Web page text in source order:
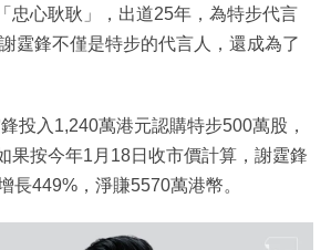
忠心耿耿」，出道25年，為特步代言
霆鋒不僅是特步的代言人，還成為了
投入1,240萬港元認購特步500萬股，
果按今年1月18日收市價計算，謝霆鋒
長449%，淨賺5570萬港幣。